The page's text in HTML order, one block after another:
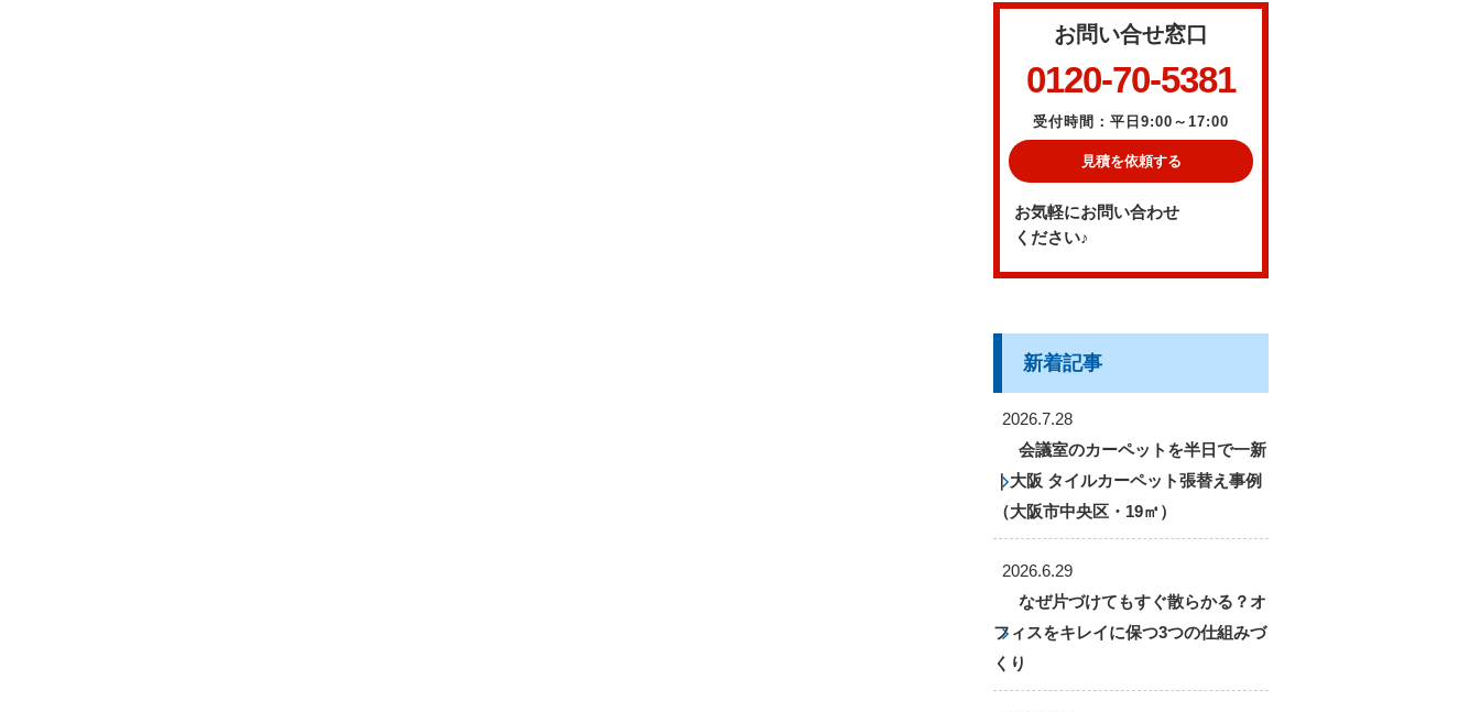
お問い合せ窓口
0120-70-5381
受付時間：平日9:00～17:00
見積を依頼する
お気軽にお問い合わせ
ください♪
新着記事
2026.7.28
会議室のカーペットを半日で一新
｜大阪 タイルカーペット張替え事例
（大阪市中央区・19㎡）
2026.6.29
なぜ片づけてもすぐ散らかる？オ
フィスをキレイに保つ3つの仕組みづ
くり